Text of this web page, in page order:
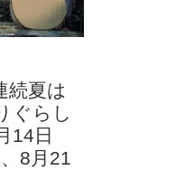
続夏は
ぐらし
14日
8月21